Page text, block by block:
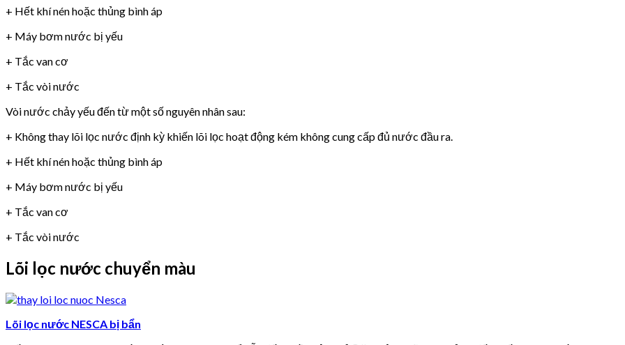
+ Hết khí nén hoặc thủng bình áp
+ Máy bơm nước bị yếu
+ Tắc van cơ
+ Tắc vòi nước
Vòi nước chảy yếu đến từ một số nguyên nhân sau:
+ Không thay lõi lọc nước định kỳ khiến lõi lọc hoạt động kém không cung cấp đủ nước đầu ra.
+ Hết khí nén hoặc thủng bình áp
+ Máy bơm nước bị yếu
+ Tắc van cơ
+ Tắc vòi nước
Lõi lọc nước chuyển màu
Lõi lọc nước NESCA bị bẩn